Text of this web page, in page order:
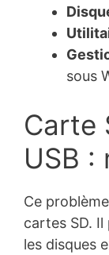
sous
Carte
USB :
Ce
cartes SD. Il
les disques